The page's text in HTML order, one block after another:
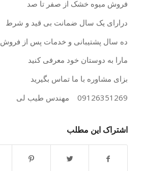
فروش میوه خشک از صفر تا صد
درارای یک سال ضمانت بی قید و شرط
ده سال پشتیبانی و خدمات پس از فروش
مارا به دوستان خود معرفی کنید
بزای مشاوره با ما تماس بگیرید
09126351269 مهندس طیب لی
اشتراک این مطلب